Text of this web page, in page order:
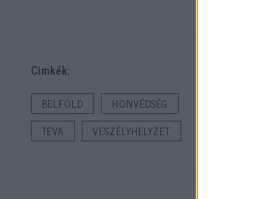
Cimkék:
BELFÖLD
HONVÉDSÉG
TEVA
VESZÉLYHELYZET